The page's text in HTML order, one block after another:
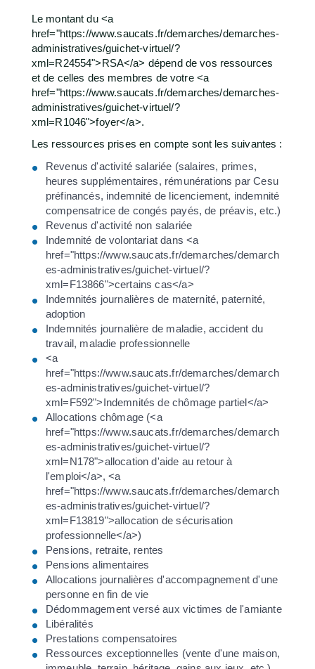
Le montant du <a
href="https://www.saucats.fr/demarches/demarches-
administratives/guichet-virtuel/?
xml=R24554">RSA</a> dépend de vos ressources
et de celles des membres de votre <a
href="https://www.saucats.fr/demarches/demarches-
administratives/guichet-virtuel/?
xml=R1046">foyer</a>.
Les ressources prises en compte sont les suivantes :
Revenus d'activité salariée (salaires, primes,
heures supplémentaires, rémunérations par Cesu
préfinancés, indemnité de licenciement, indemnité
compensatrice de congés payés, de préavis, etc.)
Revenus d'activité non salariée
Indemnité de volontariat dans <a
href="https://www.saucats.fr/demarches/demarch
es-administratives/guichet-virtuel/?
xml=F13866">certains cas</a>
Indemnités journalières de maternité, paternité,
adoption
Indemnités journalière de maladie, accident du
travail, maladie professionnelle
<a
href="https://www.saucats.fr/demarches/demarch
es-administratives/guichet-virtuel/?
xml=F592">Indemnités de chômage partiel</a>
Allocations chômage (<a
href="https://www.saucats.fr/demarches/demarch
es-administratives/guichet-virtuel/?
xml=N178">allocation d'aide au retour à
l'emploi</a>, <a
href="https://www.saucats.fr/demarches/demarch
es-administratives/guichet-virtuel/?
xml=F13819">allocation de sécurisation
professionnelle</a>)
Pensions, retraite, rentes
Pensions alimentaires
Allocations journalières d'accompagnement d'une
personne en fin de vie
Dédommagement versé aux victimes de l'amiante
Libéralités
Prestations compensatoires
Ressources exceptionnelles (vente d'une maison,